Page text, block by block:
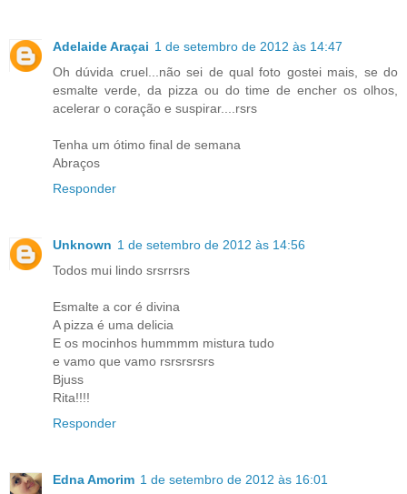
Adelaide Araçai 1 de setembro de 2012 às 14:47
Oh dúvida cruel...não sei de qual foto gostei mais, se do
esmalte verde, da pizza ou do time de encher os olhos,
acelerar o coração e suspirar....rsrs
Tenha um ótimo final de semana
Abraços
Responder
Unknown 1 de setembro de 2012 às 14:56
Todos mui lindo srsrrsrs
Esmalte a cor é divina
A pizza é uma delicia
E os mocinhos hummmm mistura tudo
e vamo que vamo rsrsrsrsrs
Bjuss
Rita!!!!
Responder
Edna Amorim 1 de setembro de 2012 às 16:01